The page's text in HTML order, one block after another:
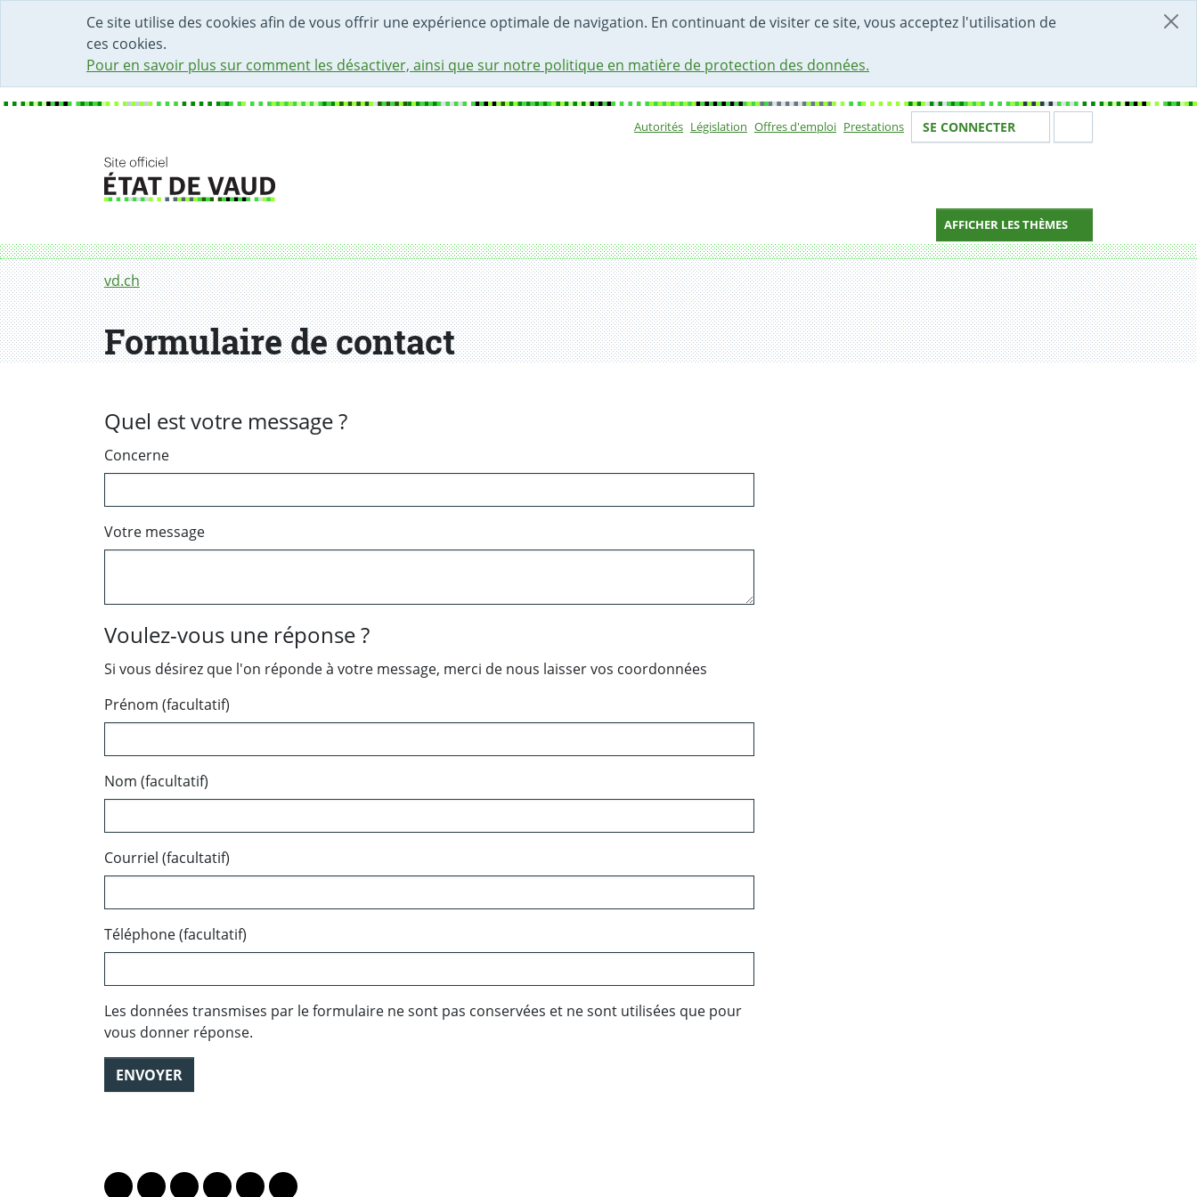
Ce site utilise des cookies afin de vous offrir une expérience optimale de navigation. En continuant de visiter ce site, vous acceptez l'utilisation de
ces cookies.
Pour en savoir plus sur comment les désactiver, ainsi que sur notre politique en matière de protection des données.
DÉBUT DU CONTENU DE LA PAGE
ACCÈS AU CHAMP DE RECHERCHE
PAGE D'ACCUEIL
FORMULAIRE DE CONTACT
Autorités Législation Offres d'emploi Prestations Votre identité
SE CONNECTER
AFFICHER LES THÈMES
Fil d'Ariane
vd.ch
Formulaire de contact
Formulaire de contact
Quel est votre message ?
Concerne
Votre message
Voulez-vous une réponse ?
Si vous désirez que l'on réponde à votre message, merci de nous laisser vos coordonnées
Prénom (facultatif)
Nom (facultatif)
Courriel (facultatif)
Téléphone (facultatif)
Les données transmises par le formulaire ne sont pas conservées et ne sont utilisées que pour
vous donner réponse.
ENVOYER